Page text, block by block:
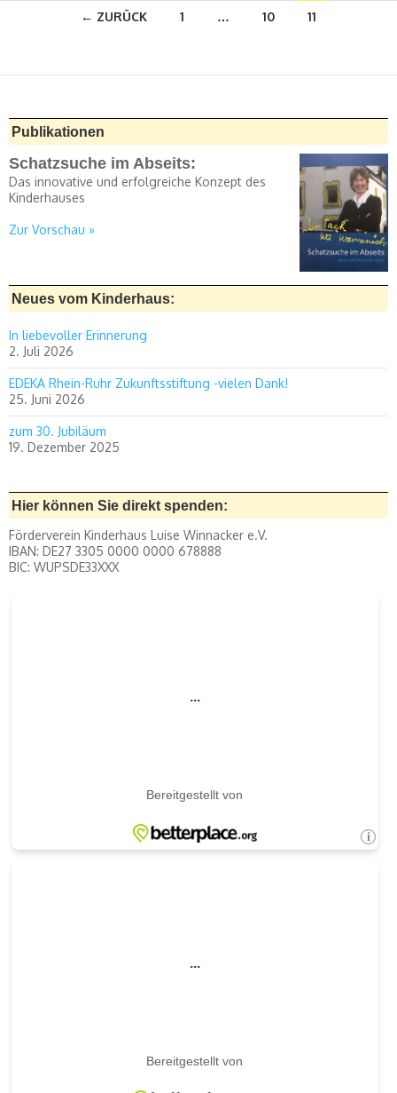
Beitrags-← ZURÜCK 1 … 10 11
Publikationen
Schatzsuche im Abseits:
Das innovative und erfolgreiche Konzept des
Kinderhauses
Zur Vorschau »
Neues vom Kinderhaus:
In liebevoller Erinnerung
2. Juli 2026
EDEKA Rhein-Ruhr Zukunftsstiftung -vielen Dank!
25. Juni 2026
zum 30. Jubiläum
19. Dezember 2025
Hier können Sie direkt spenden:
Förderverein Kinderhaus Luise Winnacker e.V.
IBAN: DE27 3305 0000 0000 678888
BIC: WUPSDE33XXX